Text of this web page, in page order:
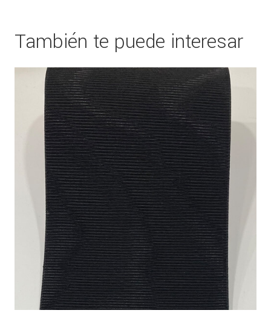
También te puede interesar